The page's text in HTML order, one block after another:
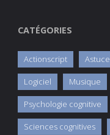
CATÉGORIES
Actionscript Astuce
Logiciel Musique
Psychologie cognitive
Sciences cognitives